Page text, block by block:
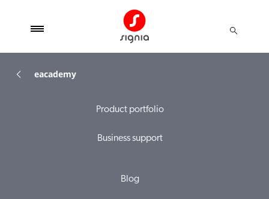
eacademy
Product portfolio
Business support
Blog